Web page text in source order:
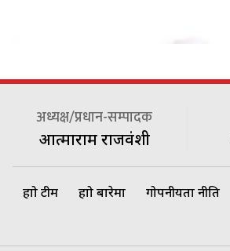
अध्यक्ष/प्रधान-सम्पादक
आत्माराम राजवंशी
हाम्रो टीम हाम्रो बारेमा गोपनीयता नीति